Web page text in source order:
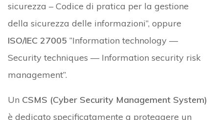
sicurezza – Codice di pratica per la gestione
della sicurezza delle informazioni”, oppure
ISO/IEC 27005 “Information technology —
Security techniques — Information security risk
management”.
Un CSMS (Cyber Security Management System)
è dedicato specificatamente a proteggere un